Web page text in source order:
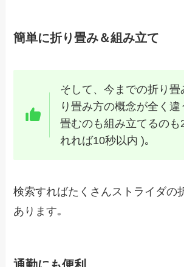
簡単に折り畳み＆組み立て
そして、今までの折り畳
り畳み方の概念が全く違
畳むのも組み立てるのも
れれば10秒以内 )｡
検索すればたくさんストライダの
あります｡